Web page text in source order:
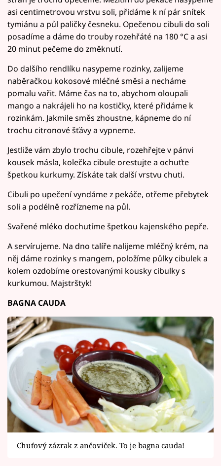
asi centimetrovou vrstvu soli, přidáme k ní pár snítek
tymiánu a půl paličky česneku. Opečenou cibuli do soli
posadíme a dáme do trouby rozehřáté na 180 °C a asi
20 minut pečeme do změknutí.
Do dalšího rendlíku nasypeme rozinky, zalijeme
naběračkou kokosové mléčné směsi a necháme
pomalu vařit. Máme čas na to, abychom oloupali
mango a nakrájeli ho na kostičky, které přidáme k
rozinkám. Jakmile směs zhoustne, kápneme do ní
trochu citronové šťávy a vypneme.
Jestliže vám zbylo trochu cibule, rozehřejte v pánvi
kousek másla, kolečka cibule orestujte a ochuťte
špetkou kurkumy. Získáte tak další vrstvu chuti.
Cibuli po upečení vyndáme z pekáče, otřeme přebytek
soli a podélně rozřízneme na půl.
Svařené mléko dochutíme špetkou kajenského pepře.
A servírujeme. Na dno talíře nalijeme mléčný krém, na
něj dáme rozinky s mangem, položíme půlky cibulek a
kolem ozdobíme orestovanými kousky cibulky s
kurkumou. Majstrštyk!
BAGNA CAUDA
Chuťový zázrak z ančoviček. To je bagna cauda!